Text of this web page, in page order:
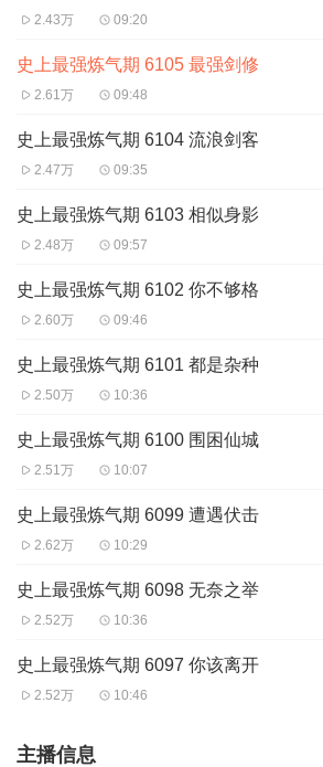
2.43万 09:20
史上最强炼气期 6105 最强剑修
2.61万 09:48
史上最强炼气期 6104 流浪剑客
2.47万 09:35
史上最强炼气期 6103 相似身影
2.48万 09:57
史上最强炼气期 6102 你不够格
2.60万 09:46
史上最强炼气期 6101 都是杂种
2.50万 10:36
史上最强炼气期 6100 围困仙城
2.51万 10:07
史上最强炼气期 6099 遭遇伏击
2.62万 10:29
史上最强炼气期 6098 无奈之举
2.52万 10:36
史上最强炼气期 6097 你该离开
2.52万 10:46
主播信息